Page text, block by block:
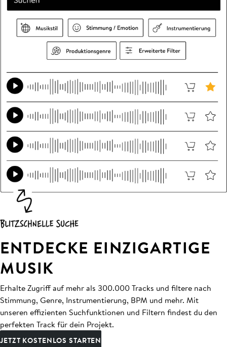
ENTDECKE EINZIGARTIGE
MUSIK
Erhalte Zugriff auf mehr als 300.000 Tracks und filtere nach
Stimmung, Genre, Instrumentierung, BPM und mehr. Mit
unseren effizienten Suchfunktionen und Filtern findest du den
perfekten Track für dein Projekt.
JETZT KOSTENLOS STARTEN